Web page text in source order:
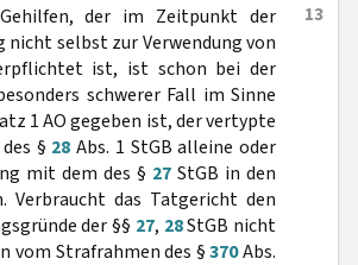
13
der im Zeitpunkt der
nicht selbst zur Verwendung von
ist, ist schon bei der
schwerer Fall im Sinne
1 AO gegeben ist, der vertypte
§ 28 Abs. 1 StGB alleine oder
mit dem des § 27 StGB in den
Verbraucht das Tatgericht den
der §§ 27, 28StGB nicht
vom Strafrahmen des §370Abs.